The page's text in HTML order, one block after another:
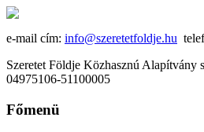
e-mail cím: info@szeretetfoldje.hu
Szeretet Földje Közhasznú Alapítvány
04975106-51100005
Főmenü